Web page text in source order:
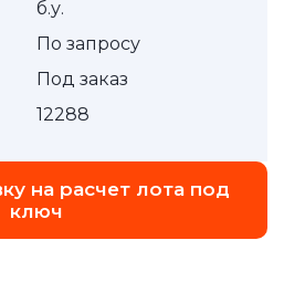
б.у.
По запросу
Под заказ
12288
на расчет лота под
ключ